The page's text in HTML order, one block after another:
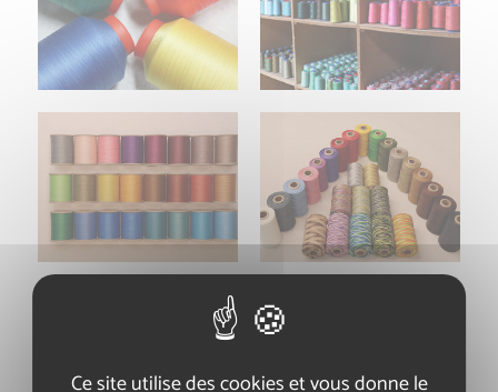
Ce site utilise des cookies et vous donne le